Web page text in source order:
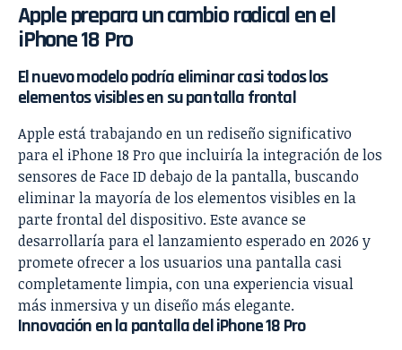
Apple prepara un cambio radical en el
iPhone 18 Pro
El nuevo modelo podría eliminar casi todos los
elementos visibles en su pantalla frontal
Apple está trabajando en un rediseño significativo
para el iPhone 18 Pro que incluiría la integración de los
sensores de Face ID debajo de la pantalla, buscando
eliminar la mayoría de los elementos visibles en la
parte frontal del dispositivo. Este avance se
desarrollaría para el lanzamiento esperado en 2026 y
promete ofrecer a los usuarios una pantalla casi
completamente limpia, con una experiencia visual
más inmersiva y un diseño más elegante.
Innovación en la pantalla del iPhone 18 Pro